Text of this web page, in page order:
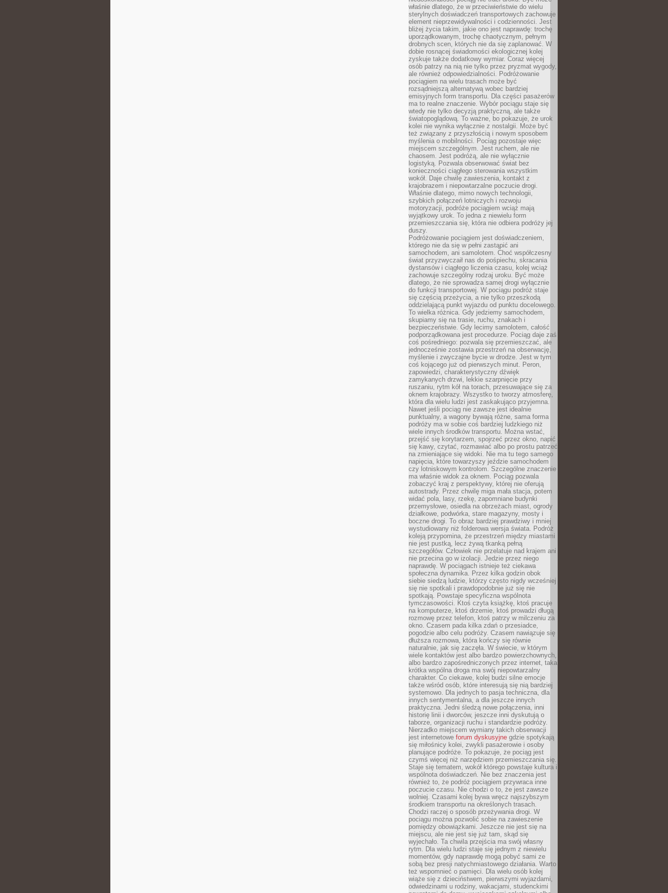
właśnie dlatego, że w przeciwieństwie do wielu
sterylnych doświadczeń transportowych zachowuje
element nieprzewidywalności i codzienności. Jest
bliżej życia takim, jakie ono jest naprawdę: trochę
uporządkowanym, trochę chaotycznym, pełnym
drobnych scen, których nie da się zaplanować. W
dobie rosnącej świadomości ekologicznej kolej
zyskuje także dodatkowy wymiar. Coraz więcej
osób patrzy na nią nie tylko przez pryzmat wygody,
ale również odpowiedzialności. Podróżowanie
pociągiem na wielu trasach może być
rozsądniejszą alternatywą wobec bardziej
emisyjnych form transportu. Dla części pasażerów
ma to realne znaczenie. Wybór pociągu staje się
wtedy nie tylko decyzją praktyczną, ale także
światopoglądową. To ważne, bo pokazuje, że urok
kolei nie wynika wyłącznie z nostalgii. Może być
też związany z przyszłością i nowym sposobem
myślenia o mobilności. Pociąg pozostaje więc
miejscem szczególnym. Jest ruchem, ale nie
chaosem. Jest podróżą, ale nie wyłącznie
logistyką. Pozwala obserwować świat bez
konieczności ciągłego sterowania wszystkim
wokół. Daje chwilę zawieszenia, kontakt z
krajobrazem i niepowtarzalne poczucie drogi.
Właśnie dlatego, mimo nowych technologii,
szybkich połączeń lotniczych i rozwoju
motoryzacji, podróże pociągiem wciąż mają
wyjątkowy urok. To jedna z niewielu form
przemieszczania się, która nie odbiera podróży jej
duszy.
Podróżowanie pociągiem jest doświadczeniem,
którego nie da się w pełni zastąpić ani
samochodem, ani samolotem. Choć współczesny
świat przyzwyczaił nas do pośpiechu, skracania
dystansów i ciągłego liczenia czasu, kolej wciąż
zachowuje szczególny rodzaj uroku. Być może
dlatego, że nie sprowadza samej drogi wyłącznie
do funkcji transportowej. W pociągu podróż staje
się częścią przeżycia, a nie tylko przeszkodą
oddzielającą punkt wyjazdu od punktu docelowego.
To wielka różnica. Gdy jedziemy samochodem,
skupiamy się na trasie, ruchu, znakach i
bezpieczeństwie. Gdy lecimy samolotem, całość
podporządkowana jest procedurze. Pociąg daje zaś
coś pośredniego: pozwala się przemieszczać, ale
jednocześnie zostawia przestrzeń na obserwację,
myślenie i zwyczajne bycie w drodze. Jest w tym
coś kojącego już od pierwszych minut. Peron,
zapowiedzi, charakterystyczny dźwięk
zamykanych drzwi, lekkie szarpnięcie przy
ruszaniu, rytm kół na torach, przesuwające się za
oknem krajobrazy. Wszystko to tworzy atmosferę,
która dla wielu ludzi jest zaskakująco przyjemna.
Nawet jeśli pociąg nie zawsze jest idealnie
punktualny, a wagony bywają różne, sama forma
podróży ma w sobie coś bardziej ludzkiego niż
wiele innych środków transportu. Można wstać,
przejść się korytarzem, spojrzeć przez okno, napić
się kawy, czytać, rozmawiać albo po prostu patrzeć
na zmieniające się widoki. Nie ma tu tego samego
napięcia, które towarzyszy jeździe samochodem
czy lotniskowym kontrolom. Szczególne znaczenie
ma właśnie widok za oknem. Pociąg pozwala
zobaczyć kraj z perspektywy, której nie oferują
autostrady. Przez chwilę miga mała stacja, potem
widać pola, lasy, rzekę, zapomniane budynki
przemysłowe, osiedla na obrzeżach miast, ogrody
działkowe, podwórka, stare magazyny, mosty i
boczne drogi. To obraz bardziej prawdziwy i mniej
wystudiowany niż folderowa wersja świata. Podróż
koleją przypomina, że przestrzeń między miastami
nie jest pustką, lecz żywą tkanką pełną
szczegółów. Człowiek nie przelatuje nad krajem ani
nie przecina go w izolacji. Jedzie przez niego
naprawdę. W pociągach istnieje też ciekawa
społeczna dynamika. Przez kilka godzin obok
siebie siedzą ludzie, którzy często nigdy wcześniej
się nie spotkali i prawdopodobnie już się nie
spotkają. Powstaje specyficzna wspólnota
tymczasowości. Ktoś czyta książkę, ktoś pracuje
na komputerze, ktoś drzemie, ktoś prowadzi długą
rozmowę przez telefon, ktoś patrzy w milczeniu za
okno. Czasem pada kilka zdań o przesiadce,
pogodzie albo celu podróży. Czasem nawiązuje się
dłuższa rozmowa, która kończy się równie
naturalnie, jak się zaczęła. W świecie, w którym
wiele kontaktów jest albo bardzo powierzchownych,
albo bardzo zapośredniczonych przez internet, taka
krótka wspólna droga ma swój niepowtarzalny
charakter. Co ciekawe, kolej budzi silne emocje
także wśród osób, które interesują się nią bardziej
systemowo. Dla jednych to pasja techniczna, dla
innych sentymentalna, a dla jeszcze innych
praktyczna. Jedni śledzą nowe połączenia, inni
historię linii i dworców, jeszcze inni dyskutują o
taborze, organizacji ruchu i standardzie podróży.
Nierzadko miejscem wymiany takich obserwacji
jest internetowe forum dyskusyjne gdzie spotykają
się miłośnicy kolei, zwykli pasażerowie i osoby
planujące podróże. To pokazuje, że pociąg jest
czymś więcej niż narzędziem przemieszczania się.
Staje się tematem, wokół którego powstaje kultura i
wspólnota doświadczeń. Nie bez znaczenia jest
również to, że podróż pociągiem przywraca inne
poczucie czasu. Nie chodzi o to, że jest zawsze
wolniej. Czasami kolej bywa wręcz najszybszym
środkiem transportu na określonych trasach.
Chodzi raczej o sposób przeżywania drogi. W
pociągu można pozwolić sobie na zawieszenie
pomiędzy obowiązkami. Jeszcze nie jest się na
miejscu, ale nie jest się już tam, skąd się
wyjechało. Ta chwila przejścia ma swój własny
rytm. Dla wielu ludzi staje się jednym z niewielu
momentów, gdy naprawdę mogą pobyć sami ze
sobą bez presji natychmiastowego działania. Warto
też wspomnieć o pamięci. Dla wielu osób kolej
wiąże się z dzieciństwem, pierwszymi wyjazdami,
odwiedzinami u rodziny, wakacjami, studenckimi